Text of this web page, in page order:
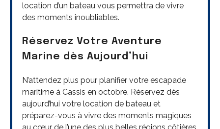
location d’un bateau vous permettra de vivre
des moments inoubliables.
Réservez Votre Aventure
Marine dès Aujourd’hui
N’attendez plus pour planifier votre escapade
maritime à Cassis en octobre. Réservez dès
aujourd’hui votre location de bateau et
préparez-vous à vivre des moments magiques